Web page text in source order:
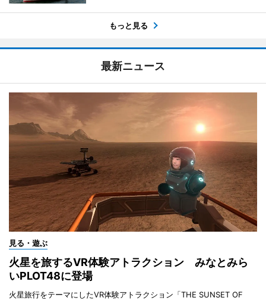
もっと見る
最新ニュース
見る・遊ぶ
火星を旅するVR体験アトラクション みなとみら
いPLOT48に登場
火星旅行をテーマにしたVR体験アトラクション「THE SUNSET OF